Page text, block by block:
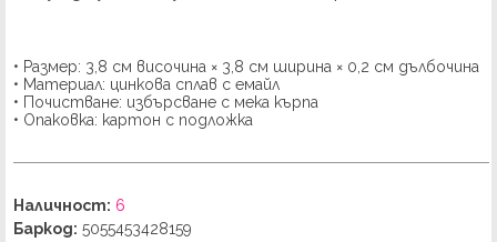
• Размер: 3,8 см височина × 3,8 см ширина × 0,2 см дълбочина
• Материал: цинкова сплав с емайл
• Почистване: избърсване с мека кърпа
• Опаковка: картон с подложка
Наличност: 6
Баркод: 5055453428159